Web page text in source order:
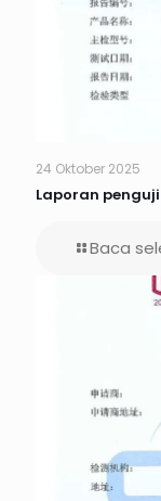
24 Oktober 2025
Laporan
Baca